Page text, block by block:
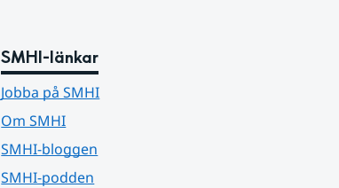
SMHI-länkar
Jobba på SMHI
Om SMHI
SMHI-bloggen
SMHI-podden